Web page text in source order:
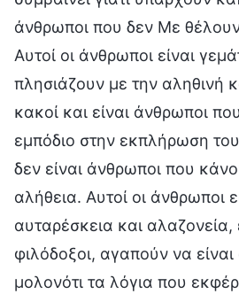
άνθρωποι που δεν Με
Αυτοί οι άνθρωποι είναι
πλησιάζουν με την αληθινή
κακοί και είναι άνθρωποι
εμπόδιο στην εκπλήρωση
δεν είναι άνθρωποι που
αλήθεια. Αυτοί οι άνθρωποι
αυταρέσκεια και αλαζονεία,
φιλόδοξοι, αγαπούν να είναι
μολονότι τα λόγια που